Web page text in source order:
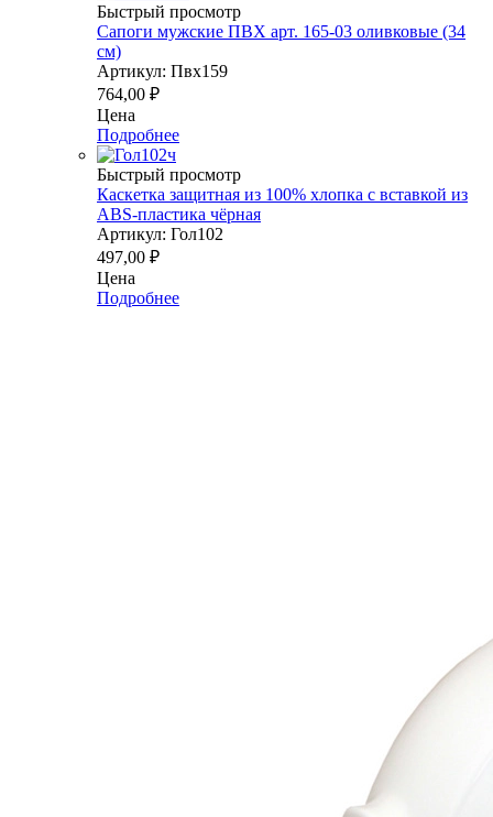
Быстрый просмотр
Сапоги мужские ПВХ арт. 165-03 оливковые (34
см)
Артикул: Пвх159
764,00 ₽
Цена
Подробнее
Быстрый просмотр
Каскетка защитная из 100% хлопка с вставкой из
ABS-пластика чёрная
Артикул: Гол102
497,00 ₽
Цена
Подробнее